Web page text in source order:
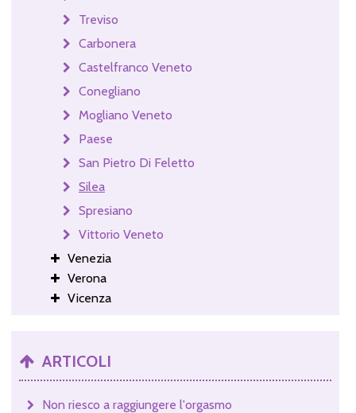
Treviso
Carbonera
Castelfranco Veneto
Conegliano
Mogliano Veneto
Paese
San Pietro Di Feletto
Silea
Spresiano
Vittorio Veneto
Venezia
Verona
Vicenza
ARTICOLI
Non riesco a raggiungere l'orgasmo